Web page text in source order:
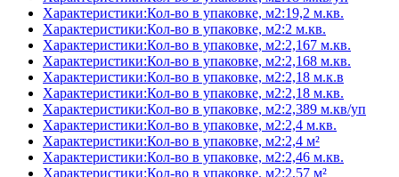
Характеристики:Кол-во в упаковке, м2:19,2 м.кв.
Характеристики:Кол-во в упаковке, м2:2 м.кв.
Характеристики:Кол-во в упаковке, м2:2,167 м.кв.
Характеристики:Кол-во в упаковке, м2:2,168 м.кв.
Характеристики:Кол-во в упаковке, м2:2,18 м.к.в
Характеристики:Кол-во в упаковке, м2:2,18 м.кв.
Характеристики:Кол-во в упаковке, м2:2,389 м.кв/уп
Характеристики:Кол-во в упаковке, м2:2,4 м.кв.
Характеристики:Кол-во в упаковке, м2:2,4 м²
Характеристики:Кол-во в упаковке, м2:2,46 м.кв.
Характеристики:Кол-во в упаковке, м2:2,57 м²